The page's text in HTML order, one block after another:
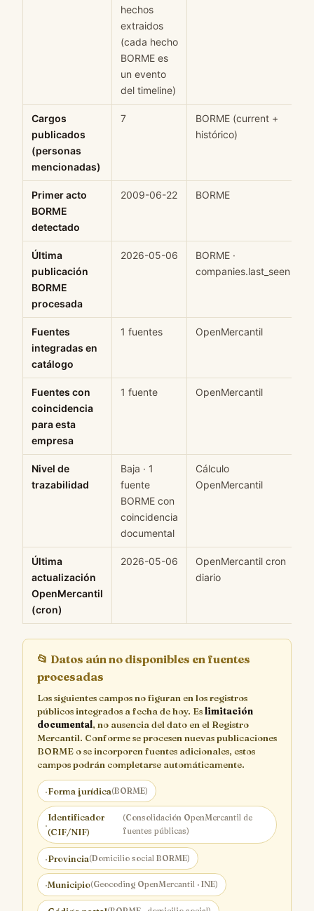
hechos
extraidos
(cada hecho
BORME es
un evento
del timeline)
Cargos
publicados
(personas
mencionadas)
7
BORME (current +
histórico)
Primer acto
BORME
detectado
2009-06-22 BORME
Última
publicación
BORME
procesada
2026-05-06
BORME ·
companies.last_seen
Fuentes
integradas en
catálogo
1 fuentes OpenMercantil
Fuentes con
coincidencia
para esta
empresa
1 fuente OpenMercantil
Nivel de
trazabilidad
Baja · 1
fuente
BORME con
coincidencia
documental
Cálculo
OpenMercantil
Última
actualización
OpenMercantil
(cron)
2026-05-06
OpenMercantil cron
diario
📂 Datos aún no disponibles en fuentes
procesadas
Los siguientes campos no figuran en los registros
públicos integrados a fecha de hoy. Eslimitación
documental, no ausencia del dato en el Registro
Mercantil. Conforme se procesen nuevas publicaciones
BORME o se incorporen fuentes adicionales, estos
campos podrán completarse automáticamente.
·Forma jurídica(BORME)
·
Identificador
(CIF/NIF)
(Consolidación OpenMercantil de
fuentes públicas)
·Provincia(Domicilio social BORME)
·Municipio(Geocoding OpenMercantil · INE)